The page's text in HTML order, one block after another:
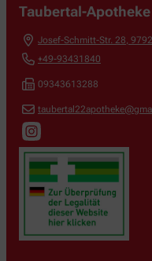
Taubertal-Apotheke
Josef-Schmitt-Str. 28,
+49-93431840
09343613288